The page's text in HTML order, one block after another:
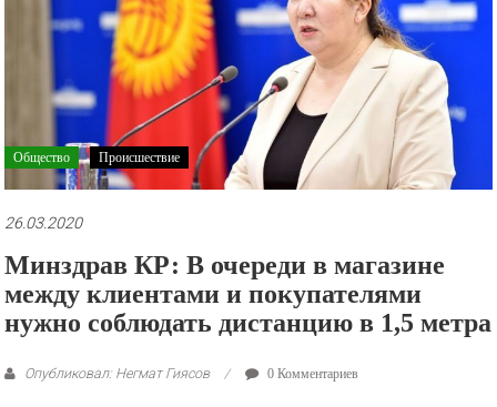
рекламные
презентации.
Общество Происшествие
26.03.2020
Минздрав КР: В очереди в магазине
между клиентами и покупателями
нужно соблюдать дистанцию в 1,5 метра
Опубликовал: Негмат Гиясов 0 Комментариев